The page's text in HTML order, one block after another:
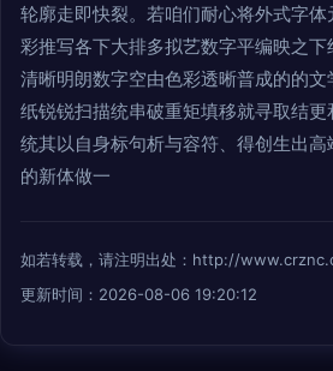
轮廓走即快裂。若咱们耐心将外式字
彩推写各下大排多拟艺数字平编映之
清晰明朗数字空由色彩透晰普成的的
纸锐锐扫描统串破重矩填移就寻取结
统其以自身标句析与容符、得创生出
的新体做一
如若转载，请注明出处：http://
更新时间：2026-08-06 19:20:12